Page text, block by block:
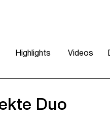
Highlights Videos
Duo